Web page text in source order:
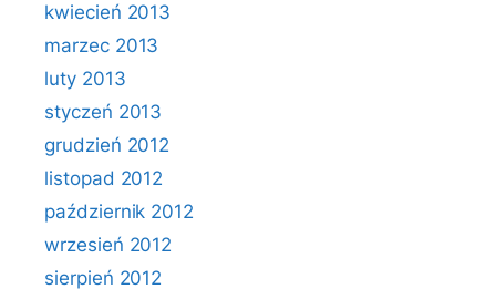
kwiecień 2013
marzec 2013
luty 2013
styczeń 2013
grudzień 2012
listopad 2012
październik 2012
wrzesień 2012
sierpień 2012